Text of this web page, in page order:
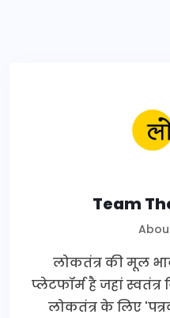
Team
लोकतंत्र की मूल
प्लेटफॉर्म है जहां स्वतंत्र
लोकतंत्र के लिए